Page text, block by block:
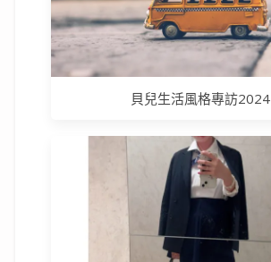
貝兒生活風格專訪2024